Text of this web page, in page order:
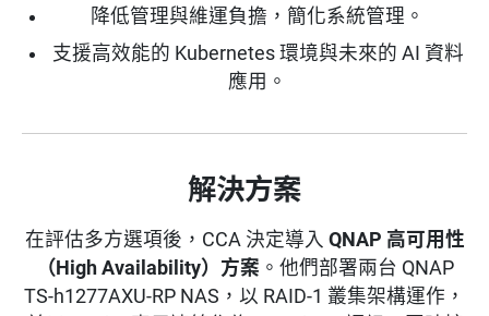
降低管理與維運負擔，簡化系統管理。
支援高效能的 Kubernetes 環境與未來的 AI 資料
應用。
解決方案
在評估多方選項後，CCA 決定導入 QNAP 高可用性
（High Availability）方案 。他們部署兩台 QNAP
TS-h1277AXU-RP NAS，以 RAID-1 叢集架構運作，